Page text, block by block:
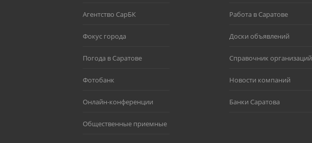
Агентство СарБК
Фокус города
Погода в Саратове
Фотобанк
Онлайн-конференции
Общественные приемные
Работа в Саратове
Доски объявлений
Справочник организаций
Новости компаний
Банки Саратова